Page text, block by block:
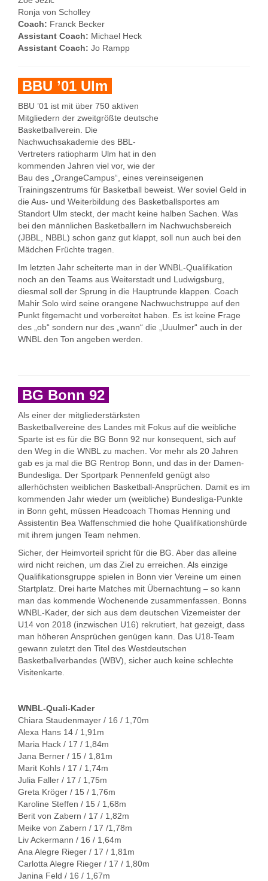
Ronja von Scholley
Coach: Franck Becker
Assistant Coach: Michael Heck
Assistant Coach: Jo Rampp
BBU ’01 Ulm
BBU ’01 ist mit über 750 aktiven
Mitgliedern der zweitgrößte deutsche
Basketballverein. Die
Nachwuchsakademie des BBL-
Vertreters ratiopharm Ulm hat in den
kommenden Jahren viel vor, wie der
Bau des „OrangeCampus“, eines vereinseigenen
Trainingszentrums für Basketball beweist. Wer soviel Geld in
die Aus- und Weiterbildung des Basketballsportes am
Standort Ulm steckt, der macht keine halben Sachen. Was
bei den männlichen Basketballern im Nachwuchsbereich
(JBBL, NBBL) schon ganz gut klappt, soll nun auch bei den
Mädchen Früchte tragen.
Im letzten Jahr scheiterte man in der WNBL-Qualifikation
noch an den Teams aus Weiterstadt und Ludwigsburg,
diesmal soll der Sprung in die Hauptrunde klappen. Coach
Mahir Solo wird seine orangene Nachwuchstruppe auf den
Punkt fitgemacht und vorbereitet haben. Es ist keine Frage
des „ob“ sondern nur des „wann“ die „Uuulmer“ auch in der
WNBL den Ton angeben werden.
BG Bonn 92
Als einer der mitgliederstärksten
Basketballvereine des Landes mit Fokus auf die weibliche
Sparte ist es für die BG Bonn 92 nur konsequent, sich auf
den Weg in die WNBL zu machen. Vor mehr als 20 Jahren
gab es ja mal die BG Rentrop Bonn, und das in der Damen-
Bundesliga. Der Sportpark Pennenfeld genügt also
allerhöchsten weiblichen Basketball-Ansprüchen. Damit es im
kommenden Jahr wieder um (weibliche) Bundesliga-Punkte
in Bonn geht, müssen Headcoach Thomas Henning und
Assistentin Bea Waffenschmied die hohe Qualifikationshürde
mit ihrem jungen Team nehmen.
Sicher, der Heimvorteil spricht für die BG. Aber das alleine
wird nicht reichen, um das Ziel zu erreichen. Als einzige
Qualifikationsgruppe spielen in Bonn vier Vereine um einen
Startplatz. Drei harte Matches mit Übernachtung – so kann
man das kommende Wochenende zusammenfassen. Bonns
WNBL-Kader, der sich aus dem deutschen Vizemeister der
U14 von 2018 (inzwischen U16) rekrutiert, hat gezeigt, dass
man höheren Ansprüchen genügen kann. Das U18-Team
gewann zuletzt den Titel des Westdeutschen
Basketballverbandes (WBV), sicher auch keine schlechte
Visitenkarte.
WNBL-Quali-Kader
Chiara Staudenmayer / 16 / 1,70m
Alexa Hans 14 / 1,91m
Maria Hack / 17 / 1,84m
Jana Berner / 15 / 1,81m
Marit Kohls / 17 / 1,74m
Julia Faller / 17 / 1,75m
Greta Kröger / 15 / 1,76m
Karoline Steffen / 15 / 1,68m
Berit von Zabern / 17 / 1,82m
Meike von Zabern / 17 /1,78m
Liv Ackermann / 16 / 1,64m
Ana Alegre Rieger / 17 / 1,81m
Carlotta Alegre Rieger / 17 / 1,80m
Janina Feld / 16 / 1,67m